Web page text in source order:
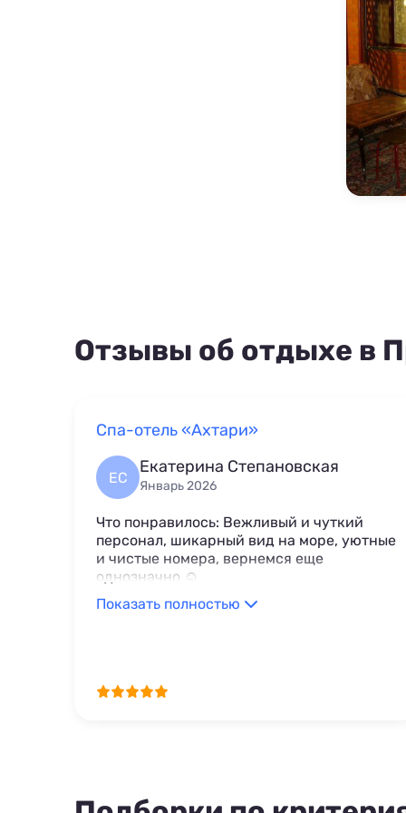
Отзывы об отдыхе в
Спа-отель «Ахтари»
ЕС
Екатерина Степановская
Январь 2026
Что понравилось: Вежливый и чуткий
персонал, шикарный вид на море, уютные
и чистые номера, вернемся еще
однозначно ☺️
Показать полностью